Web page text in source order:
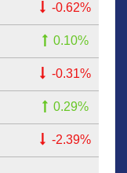
-0.62%
0.10%
-0.31%
0.29%
-2.39%